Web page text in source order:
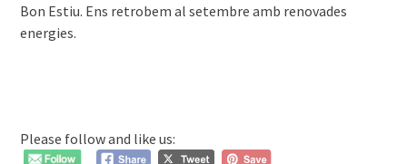
Bon Estiu. Ens retrobem al setembre amb renovades
energies.
Please follow and like us: